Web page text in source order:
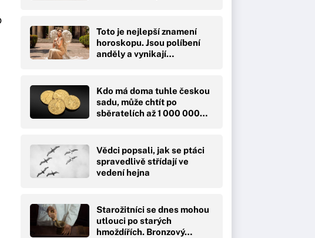
Toto je nejlepší znamení
horoskopu. Jsou políbení
anděly a vynikají…
Kdo má doma tuhle českou
sadu, může chtít po
sběratelích až 1 000 000…
Vědci popsali, jak se ptáci
spravedlivě střídají ve
vedení hejna
Starožitníci se dnes mohou
utlouci po starých
hmoždířích. Bronzový…